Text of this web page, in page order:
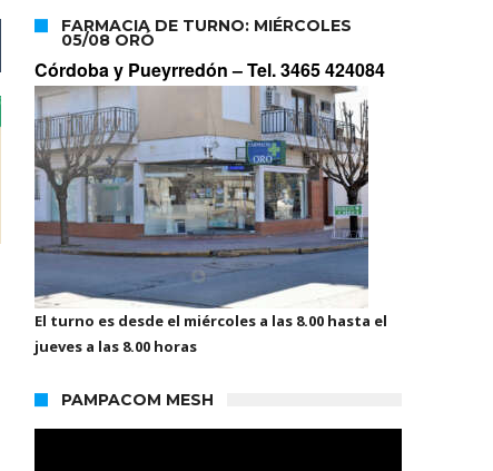
FARMACIA DE TURNO: MIÉRCOLES
05/08 ORÓ
Córdoba y Pueyrredón –Tel. 3465 424084
El turno es desde el miércoles a las 8.00 hasta el
jueves a las 8.00 horas
PAMPACOM MESH